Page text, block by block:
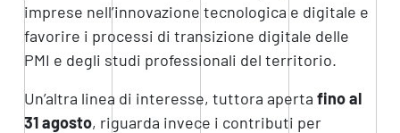
imprese nell’innovazione tecnologica e digitale e
favorire i processi di transizione digitale delle
PMI e degli studi professionali del territorio.
Un’altra linea di interesse, tuttora aperta fino al
31 agosto, riguarda invece i contributi per